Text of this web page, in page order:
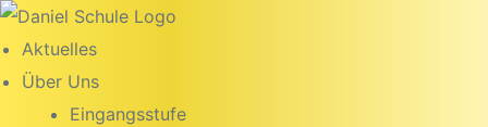
Aktuelles
Über Uns
Eingangsstufe